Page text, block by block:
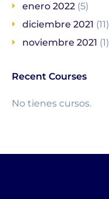
enero 2022 (5)
diciembre 2021 (11)
noviembre 2021 (1)
Recent Courses
No tienes cursos.